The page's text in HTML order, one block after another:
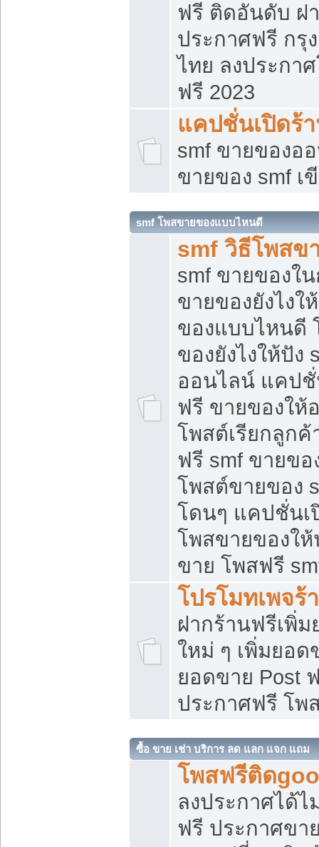
ฟรี ติดอันดับ ฝ
ประกาศฟรี กรุ
ไทย ลงประกา
ฟรี 2023
แคปชั่นเปิดร้
smf ขายของอ
ขายของ smf เ
smf โพสขายของแบบไหนดี
smf วิธีโพสข
smf ขายของใ
ขายของยังไง
ของแบบไหนดี
ของยังไงให้ปั
ออนไลน์ แคป
ฟรี ขายของให้
โพสต์เรียกลูกค้
ฟรี smf ขายขอ
โพสต์ขายของ
โดนๆ แคปชั่นเ
โพสขายของใ
ขาย โพสฟรี
โปรโมทเพจร้
ฝากร้านฟรีเพิ่
ใหม่ ๆ เพิ่มยอด
ยอดขาย Post
ประกาศฟรี โพ
ซื้อ ขาย เช่า บริการ ลด แลก แจก แถม
โพสฟรีติด
ลงประกาศได้
ฟรี ประกาศข